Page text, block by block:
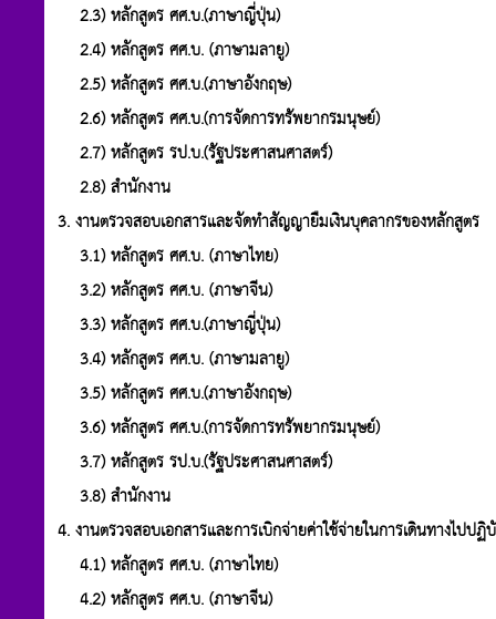
2.3) หลักสูตร ศศ.บ.(ภาษาญี่ปุ่น)
2.4) หลักสูตร ศศ.บ. (ภาษามลายู)
2.5) หลักสูตร ศศ.บ.(ภาษาอังกฤษ)
2.6) หลักสูตร ศศ.บ.(การจัดการทรัพยากรมนุษย์)
2.7) หลักสูตร รป.บ.(รัฐประศาสนศาสตร์)
2.8) สำนักงาน
3. งานตรวจสอบเอกสารและจัดทำสัญญายืมเงินบุคลากรของหลักสูตร
3.1) หลักสูตร ศศ.บ. (ภาษาไทย)
3.2) หลักสูตร ศศ.บ. (ภาษาจีน)
3.3) หลักสูตร ศศ.บ.(ภาษาญี่ปุ่น)
3.4) หลักสูตร ศศ.บ. (ภาษามลายู)
3.5) หลักสูตร ศศ.บ.(ภาษาอังกฤษ)
3.6) หลักสูตร ศศ.บ.(การจัดการทรัพยากรมนุษย์)
3.7) หลักสูตร รป.บ.(รัฐประศาสนศาสตร์)
3.8) สำนักงาน
4. งานตรวจสอบเอกสารและการเบิกจ่ายค่าใช้จ่ายในการเดินทางไ
4.1) หลักสูตร ศศ.บ. (ภาษาไทย)
4.2) หลักสูตร ศศ.บ. (ภาษาจีน)